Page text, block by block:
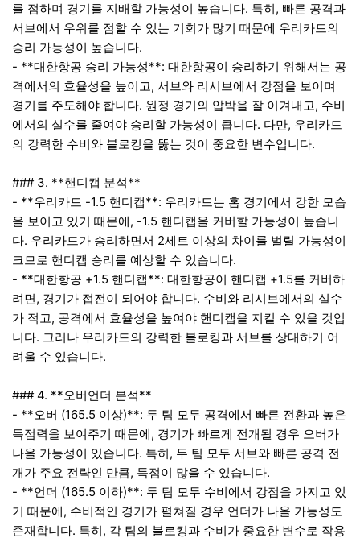
를 점하며 경기를 지배할 가능성이 높습니다. 특히, 빠른 공격과
서브에서 우위를 점할 수 있는 기회가 많기 때문에 우리카드의
승리 가능성이 높습니다.
- **대한항공 승리 가능성**: 대한항공이 승리하기 위해서는 공
격에서의 효율성을 높이고, 서브와 리시브에서 강점을 보이며
경기를 주도해야 합니다. 원정 경기의 압박을 잘 이겨내고, 수비
에서의 실수를 줄여야 승리할 가능성이 큽니다. 다만, 우리카드
의 강력한 수비와 블로킹을 뚫는 것이 중요한 변수입니다.
### 3. **핸디캡 분석**
- **우리카드 -1.5 핸디캡**: 우리카드는 홈 경기에서 강한 모습
을 보이고 있기 때문에, -1.5 핸디캡을 커버할 가능성이 높습니
다. 우리카드가 승리하면서 2세트 이상의 차이를 벌릴 가능성이
크므로 핸디캡 승리를 예상할 수 있습니다.
- **대한항공 +1.5 핸디캡**: 대한항공이 핸디캡 +1.5를 커버하
려면, 경기가 접전이 되어야 합니다. 수비와 리시브에서의 실수
가 적고, 공격에서 효율성을 높여야 핸디캡을 지킬 수 있을 것입
니다. 그러나 우리카드의 강력한 블로킹과 서브를 상대하기 어
려울 수 있습니다.
### 4. **오버언더 분석**
- **오버 (165.5 이상)**: 두 팀 모두 공격에서 빠른 전환과 높은
득점력을 보여주기 때문에, 경기가 빠르게 전개될 경우 오버가
나올 가능성이 있습니다. 특히, 두 팀 모두 서브와 빠른 공격 전
개가 주요 전략인 만큼, 득점이 많을 수 있습니다.
- **언더 (165.5 이하)**: 두 팀 모두 수비에서 강점을 가지고 있
기 때문에, 수비적인 경기가 펼쳐질 경우 언더가 나올 가능성도
존재합니다. 특히, 각 팀의 블로킹과 수비가 중요한 변수로 작용